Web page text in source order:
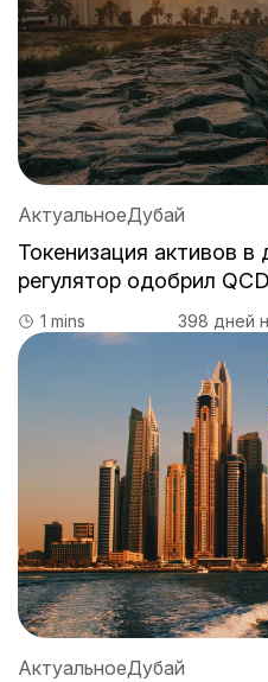
АктуальноеДубай
Токенизация активов в
регулятор одобрил
1 mins 398 дней
АктуальноеДубай